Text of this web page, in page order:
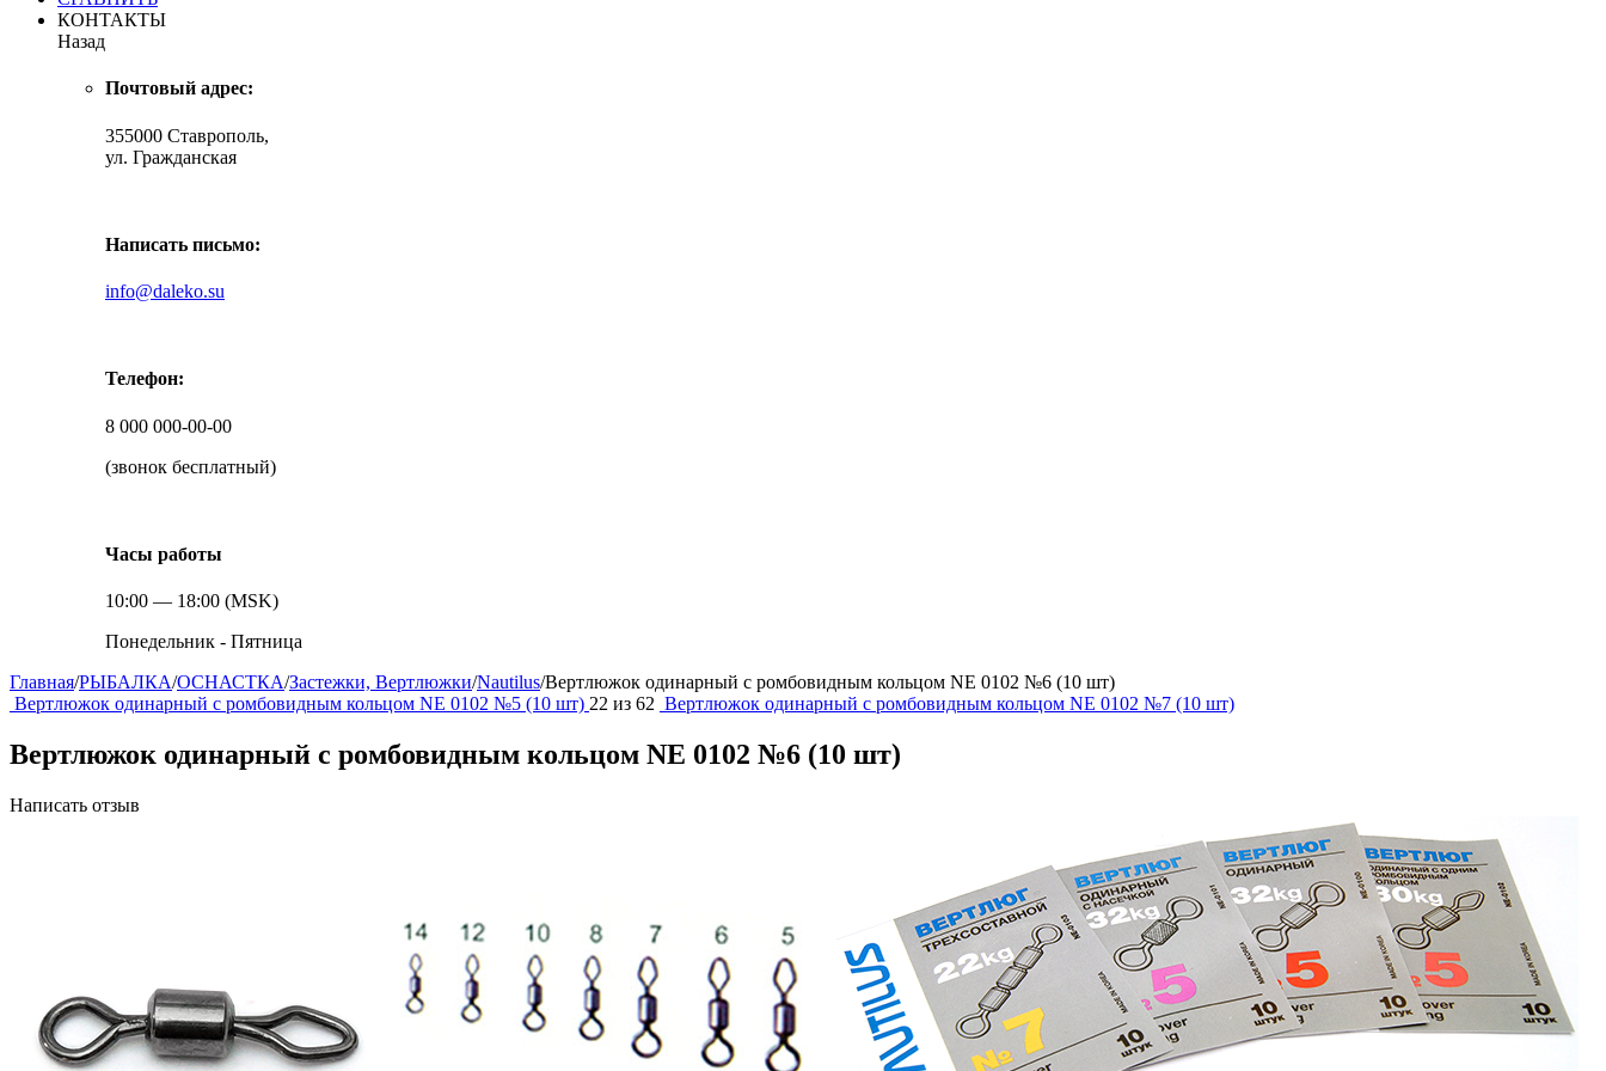
КОНТАКТЫ
Назад
Почтовый адрес:
355000 Ставрополь,
ул. Гражданская
Написать письмо:
info@daleko.su
Телефон:
8 000 000-00-00
(звонок бесплатный)
Часы работы
10:00 — 18:00 (MSK)
Понедельник - Пятница
Главная/РЫБАЛКА/ОСНАСТКА/Застежки, Вертлюжки/Nautilus/Вертлюжок одинарный с ромбовидным кольцом NE 0102 №6 (10 шт)
Вертлюжок одинарный с ромбовидным кольцом NE 0102 №5 (10 шт) 22 из 62 Вертлюжок одинарный с ромбовидным кольцом NE 0102 №7 (10 шт)
Вертлюжок одинарный с ромбовидным кольцом NE 0102 №6 (10 шт)
Написать отзыв